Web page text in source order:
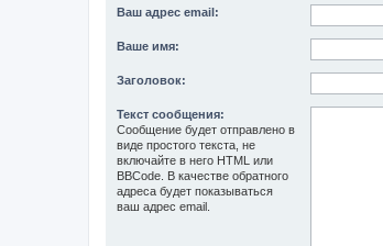
Ваш адрес email:
Ваше имя:
Заголовок:
Текст сообщения:
Сообщение будет отправлено в
виде простого текста, не
включайте в него HTML или
BBCode. В качестве обратного
адреса будет показываться
ваш адрес email.